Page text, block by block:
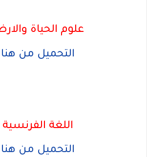
علوم الحياة
التحميل من هنا
اللغة الفرنسية
التحميل من هنا